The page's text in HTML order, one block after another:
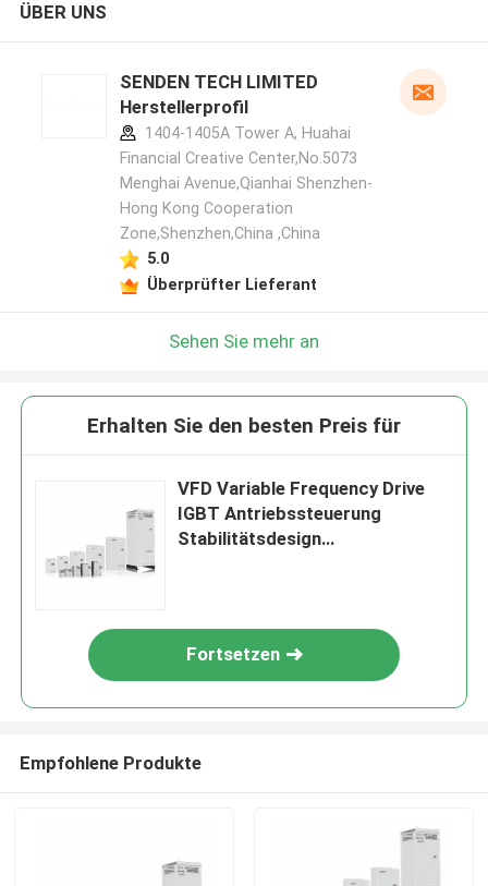
ÜBER UNS
SENDEN TECH LIMITED
Herstellerprofil
1404-1405A Tower A, Huahai
Financial Creative Center,No.5073
Menghai Avenue,Qianhai Shenzhen-
Hong Kong Cooperation
Zone,Shenzhen,China ,China
5.0
Überprüfter Lieferant
Sehen Sie mehr an
Erhalten Sie den besten Preis für
VFD Variable Frequency Drive
IGBT Antriebssteuerung
Stabilitätsdesign
Fortsetzen
Empfohlene Produkte